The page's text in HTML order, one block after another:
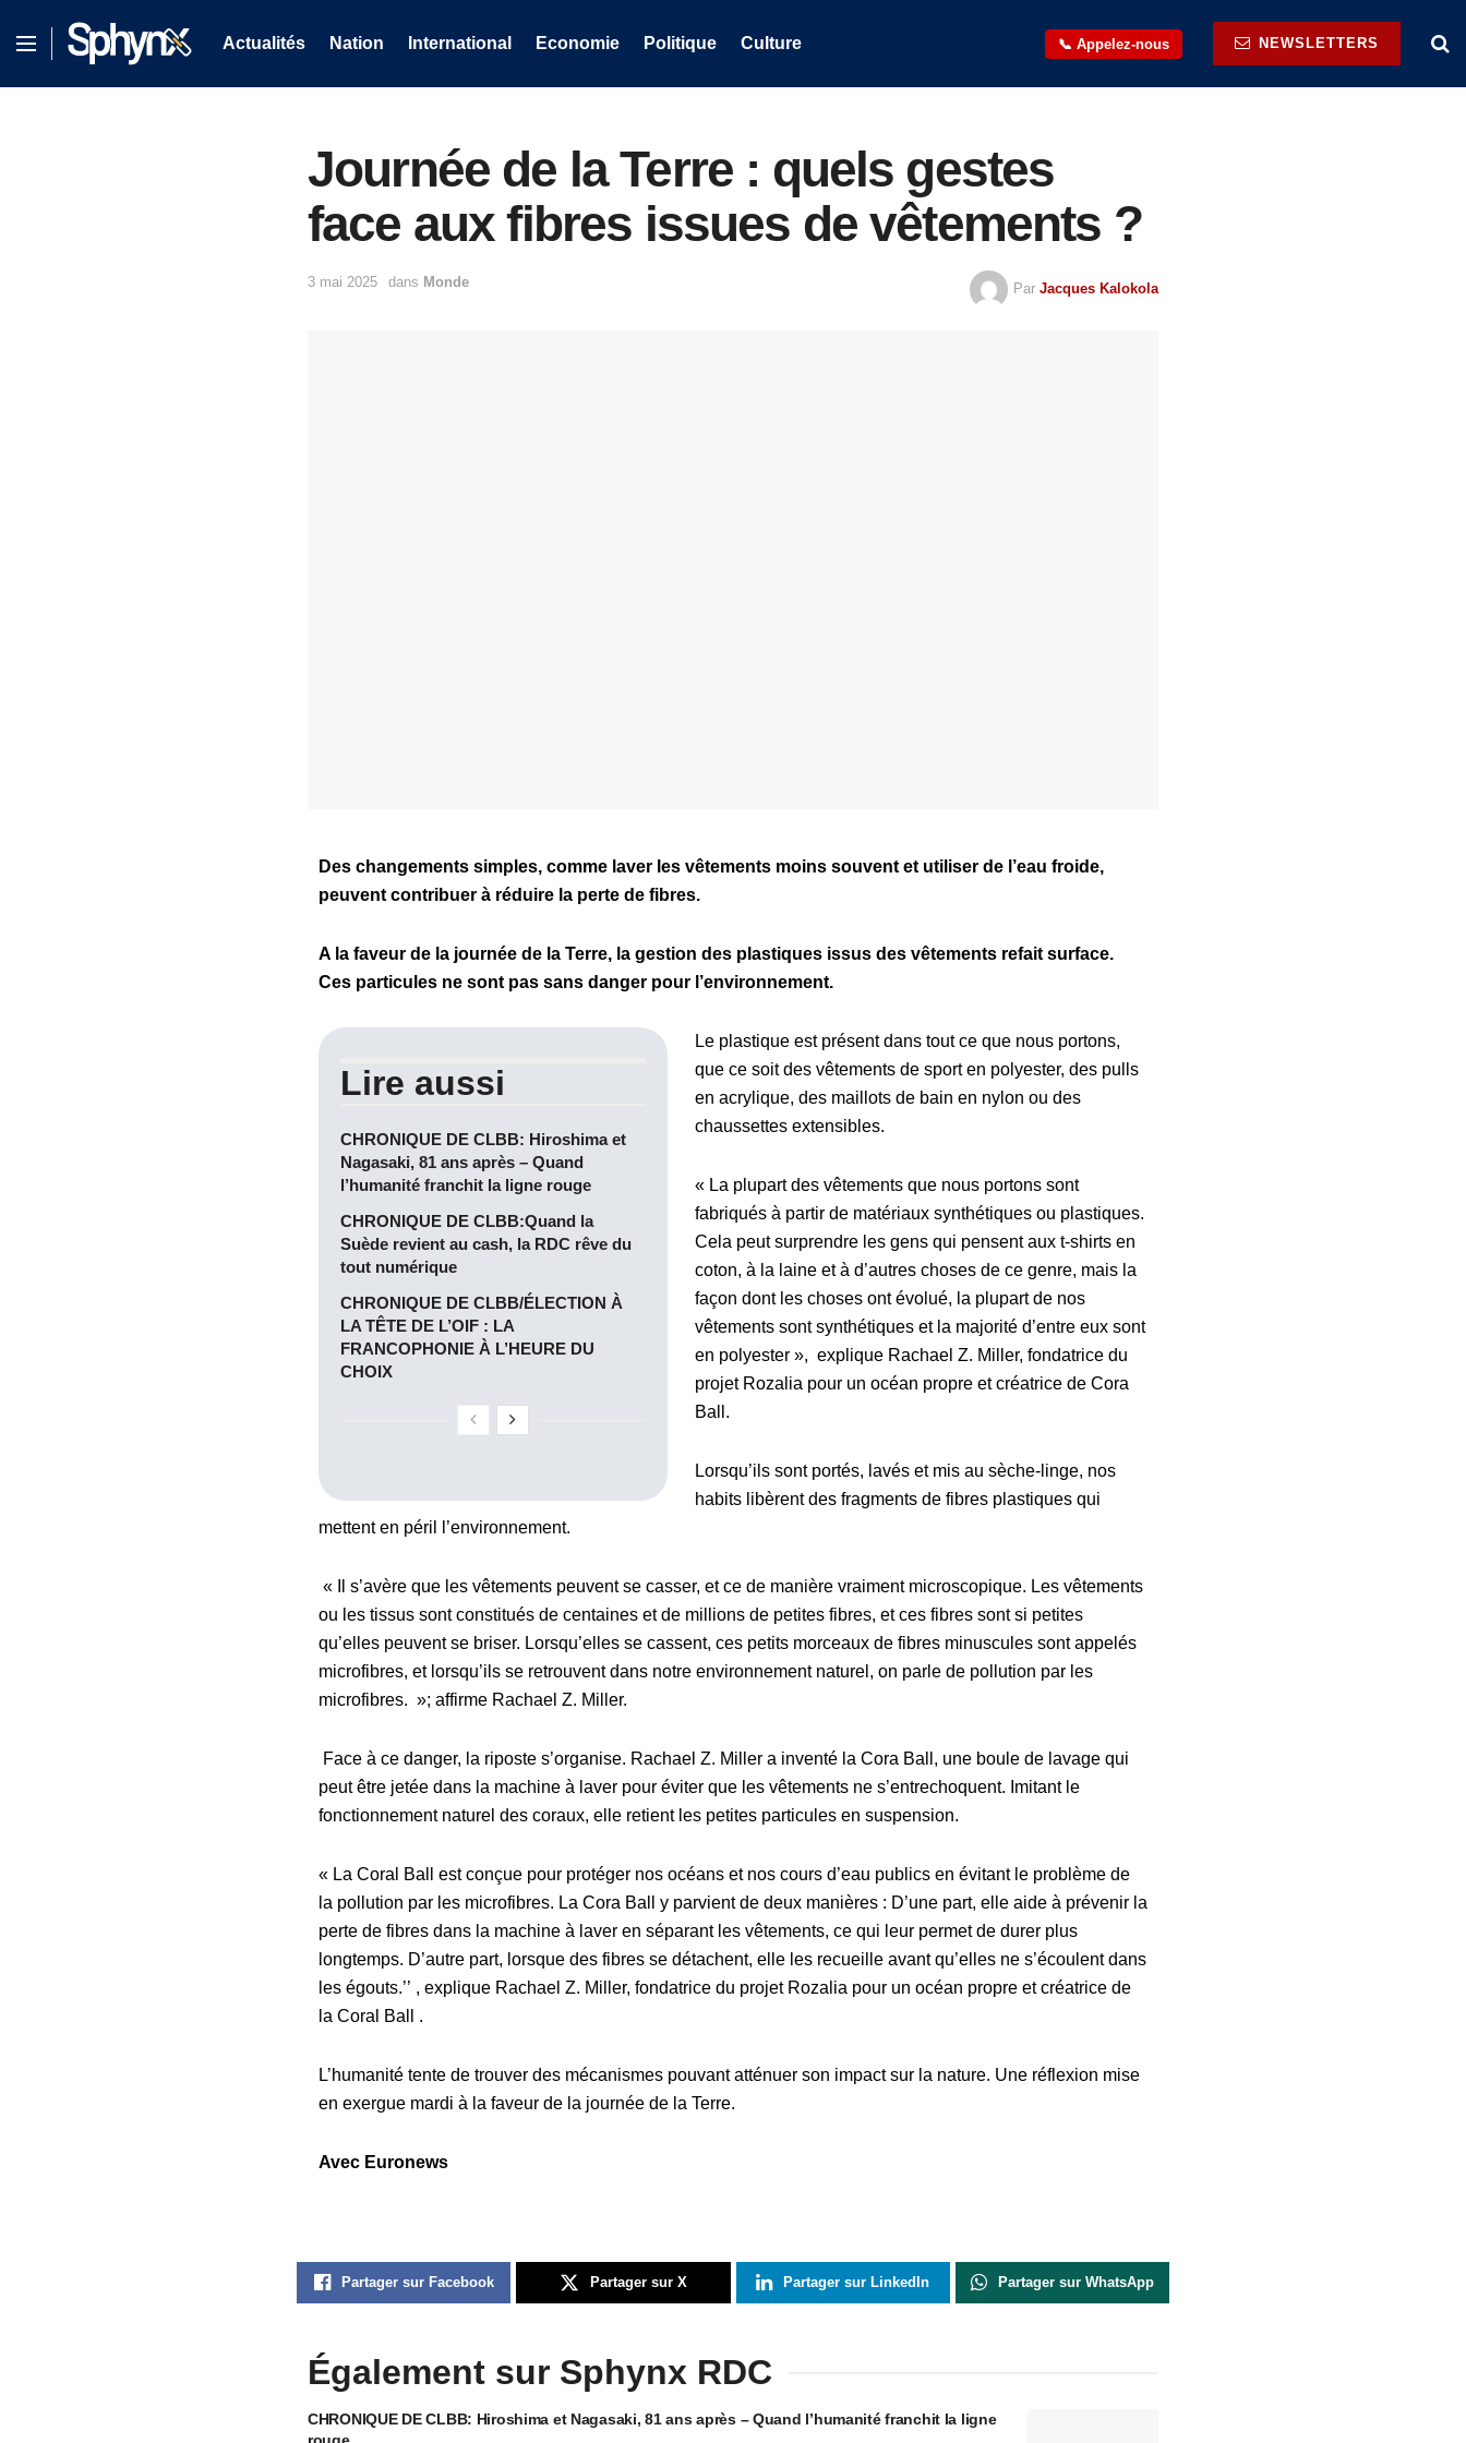
Actualités Nation International Economie Politique Culture 📞 Appelez-nous NEWSLETTERS
Journée de la Terre : quels gestes
face aux fibres issues de vêtements ?
3 mai 2025 dans Monde Par Jacques Kalokola
Des changements simples, comme laver les vêtements moins souvent et utiliser de l’eau froide,
peuvent contribuer à réduire la perte de fibres.
A la faveur de la journée de la Terre, la gestion des plastiques issus des vêtements refait surface.
Ces particules ne sont pas sans danger pour l’environnement.
Lire aussi
CHRONIQUE DE CLBB: Hiroshima et
Nagasaki, 81 ans après – Quand
l’humanité franchit la ligne rouge
CHRONIQUE DE CLBB:Quand la
Suède revient au cash, la RDC rêve du
tout numérique
CHRONIQUE DE CLBB/ÉLECTION À
LA TÊTE DE L’OIF : LA
FRANCOPHONIE À L’HEURE DU
CHOIX
Le plastique est présent dans tout ce que nous portons,
que ce soit des vêtements de sport en polyester, des pulls
en acrylique, des maillots de bain en nylon ou des
chaussettes extensibles.
« La plupart des vêtements que nous portons sont
fabriqués à partir de matériaux synthétiques ou plastiques.
Cela peut surprendre les gens qui pensent aux t-shirts en
coton, à la laine et à d’autres choses de ce genre, mais la
façon dont les choses ont évolué, la plupart de nos
vêtements sont synthétiques et la majorité d’entre eux sont
en polyester », explique Rachael Z. Miller, fondatrice du
projet Rozalia pour un océan propre et créatrice de Cora
Ball.
Lorsqu’ils sont portés, lavés et mis au sèche-linge, nos
habits libèrent des fragments de fibres plastiques qui
mettent en péril l’environnement.
« Il s’avère que les vêtements peuvent se casser, et ce de manière vraiment microscopique. Les vêtements
ou les tissus sont constitués de centaines et de millions de petites fibres, et ces fibres sont si petites
qu’elles peuvent se briser. Lorsqu’elles se cassent, ces petits morceaux de fibres minuscules sont appelés
microfibres, et lorsqu’ils se retrouvent dans notre environnement naturel, on parle de pollution par les
microfibres. »; affirme Rachael Z. Miller.
Face à ce danger, la riposte s’organise. Rachael Z. Miller a inventé la Cora Ball, une boule de lavage qui
peut être jetée dans la machine à laver pour éviter que les vêtements ne s’entrechoquent. Imitant le
fonctionnement naturel des coraux, elle retient les petites particules en suspension.
« La Coral Ball est conçue pour protéger nos océans et nos cours d’eau publics en évitant le problème de
la pollution par les microfibres. La Cora Ball y parvient de deux manières : D’une part, elle aide à prévenir la
perte de fibres dans la machine à laver en séparant les vêtements, ce qui leur permet de durer plus
longtemps. D’autre part, lorsque des fibres se détachent, elle les recueille avant qu’elles ne s’écoulent dans
les égouts.’’ , explique Rachael Z. Miller, fondatrice du projet Rozalia pour un océan propre et créatrice de
la Coral Ball .
L’humanité tente de trouver des mécanismes pouvant atténuer son impact sur la nature. Une réflexion mise
en exergue mardi à la faveur de la journée de la Terre.
Avec Euronews
Partager sur Facebook Partager sur X Partager sur LinkedIn Partager sur WhatsApp
Également sur Sphynx RDC
CHRONIQUE DE CLBB: Hiroshima et Nagasaki, 81 ans après – Quand l’humanité franchit la ligne